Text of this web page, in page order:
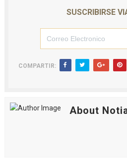
SUSCRIBIRSE
COMPARTIR:
About